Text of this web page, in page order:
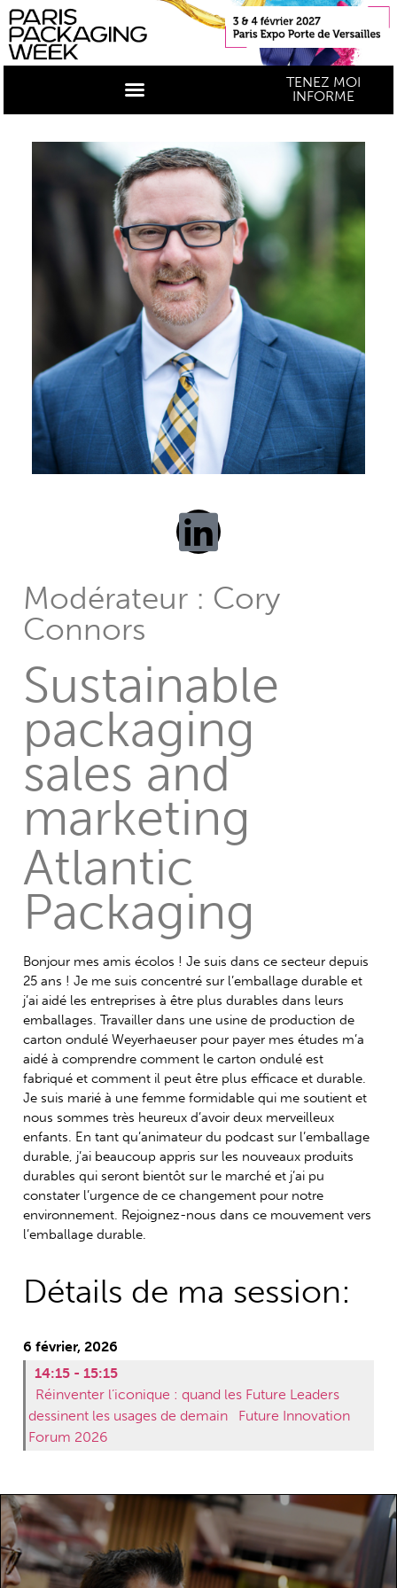
TENEZ MOI
INFORME
Modérateur : Cory
Connors
Sustainable
packaging
sales and
marketing
Atlantic
Packaging
Bonjour mes amis écolos ! Je suis dans ce secteur depuis
25 ans ! Je me suis concentré sur l’emballage durable et
j’ai aidé les entreprises à être plus durables dans leurs
emballages. Travailler dans une usine de production de
carton ondulé Weyerhaeuser pour payer mes études m’a
aidé à comprendre comment le carton ondulé est
fabriqué et comment il peut être plus efficace et durable.
Je suis marié à une femme formidable qui me soutient et
nous sommes très heureux d’avoir deux merveilleux
enfants. En tant qu’animateur du podcast sur l’emballage
durable, j’ai beaucoup appris sur les nouveaux produits
durables qui seront bientôt sur le marché et j’ai pu
constater l’urgence de ce changement pour notre
environnement. Rejoignez-nous dans ce mouvement vers
l’emballage durable.
Détails de ma session:
6 février, 2026
14:15 - 15:15
Réinventer l’iconique : quand les Future Leaders
dessinent les usages de demain
Future Innovation
Forum 2026